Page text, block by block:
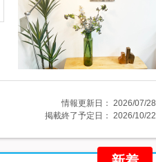
情報更新日： 2026/07/28
掲載終了予定日： 2026/10/22